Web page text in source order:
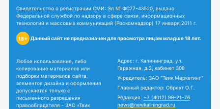
Свидетельство о регистрации СМИ: Эл № ФС77-43520, выдано
Федеральной службой по надзору в сфере связи, информационных
технологий и массовых коммуникаций (Роскомнадзор) 17 января 2011 г.
18+ Данный сайт не предназначен для просмотра лицам младше 18 лет.
Любое использование, либо
копирование материалов или
подборки материалов сайта,
элементов дизайна и оформления
допускается только с
письменного разрешения
правообладателя - ЗАО «Твик
Адрес: г. Калининград, ул.
Гаражная, д.2, кабинет 308
Учредитель: ЗАО "Твик Маркетинг"
Главный редактор: Обрехт О.Г.
Редакция: +7 (4012) 99-21-76
news@newkaliningrad.ru